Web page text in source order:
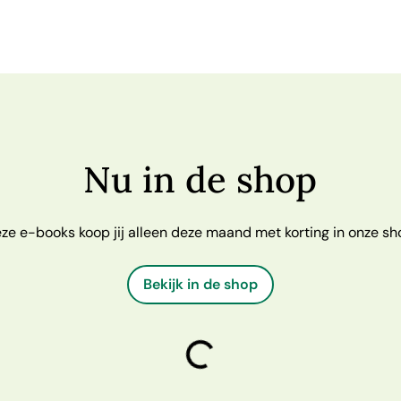
Nu in de shop
e-books koop jij alleen deze maand met korting in onze
Bekijk in de shop
laden